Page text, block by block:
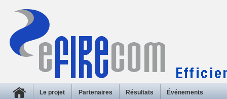
Le projet Partenaires Résultats Événements